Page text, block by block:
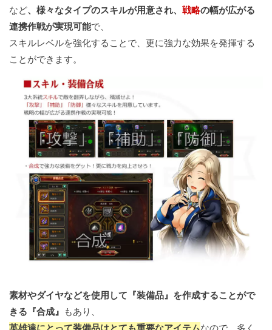
など、様々なタイプのスキルが用意され、 戦略の幅が広がる
連携作戦が実現可能で、
スキルレベルを強化することで、更に強力な効果を発揮する
ことができます。
素材やダイヤなどを使用して『装備品』を作成することがで
きる『合成』 もあり、
英雄達にとって装備品はとても重要なアイテムなので、多く